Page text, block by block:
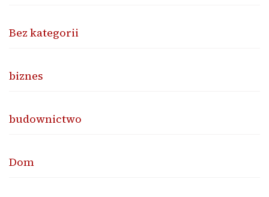
Bez kategorii
biznes
budownictwo
Dom